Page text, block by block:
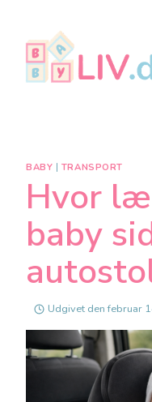
indhold
BABY TRANSPORT
Hvor
baby
Udgivet den februar